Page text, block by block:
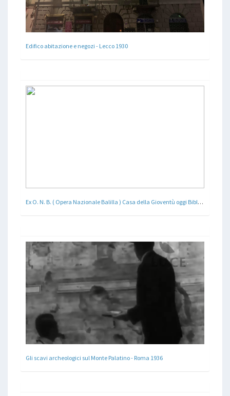
Edifico abitazione e negozi - Lecco 1930
Ex O. N. B. ( Opera Nazionale Balilla ) Casa della Gioventù oggi Biblioteca Civica Agorà - Biella
Gli scavi archeologici sul Monte Palatino - Roma 1936